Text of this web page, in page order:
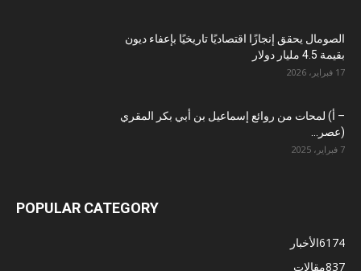
الصومال يحقق إنجازًا اقتصاديًا تاريخيًا بإعفاء ديون
بقيمة 4.5 مليار دولار
17 فبراير، 2026
– أ) لمحات من روائع إسماعيل بن أبي بكر المقري
(عصر...
7 فبراير، 2025
POPULAR CATEGORY
الأخبار6174
مقالات837